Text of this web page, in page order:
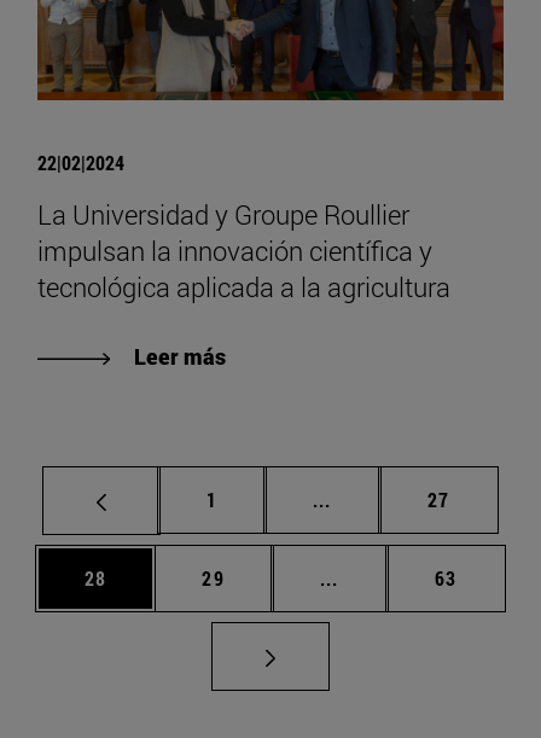
22|02|2024
La Universidad y Groupe Roullier
impulsan la innovación científica y
tecnológica aplicada a la agricultura
Leer más
Página
1 ... Páginas intermedias
Página
27
Página
28 Página
29 ... Páginas intermedias
Página
63